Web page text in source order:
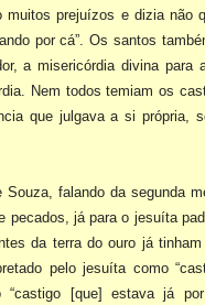
muitos prejuízos e dizia não
por cá”.Os santos
a misericórdia divina para
Nem todos temiam os
que julgava a si própria,
Souza, falando da segunda
pecados, já para o jesuíta
da terra do ouro já
pelo jesuíta como
“castigo [que] estava já